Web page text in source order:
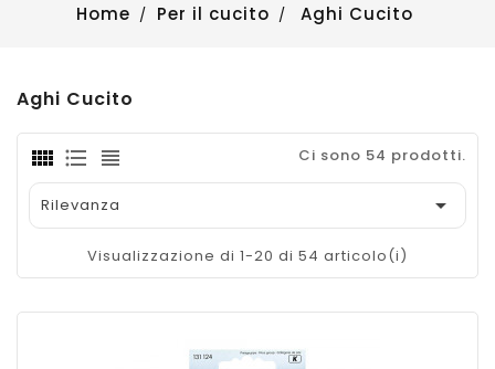
Home Per il cucito Aghi Cucito
Aghi Cucito
Ci sono 54 prodotti.
Rilevanza 
Visualizzazione di 1-20 di 54 articolo(i)